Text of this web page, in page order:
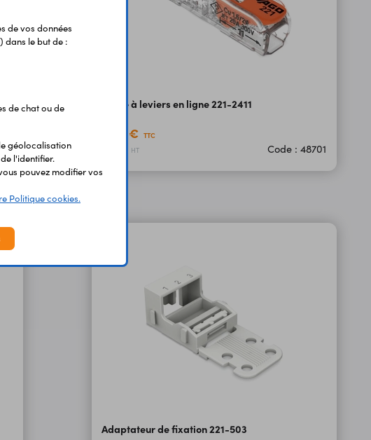
Borne à leviers en ligne 221-2411
0,80 € TTC
HT Code : 48701
Adaptateur de fixation 221-503
de vos données
dans le but de :
de chat ou de
géolocalisation
l'identifier.
pouvez modifier vos
Politique cookies.